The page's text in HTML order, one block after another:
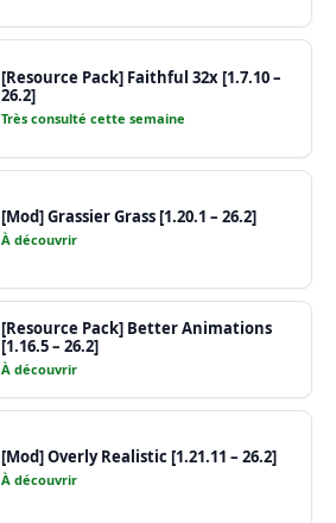
[Resource Pack] Faithful 32x [1.7.10 –
26.2]
Très consulté cette semaine
[Mod] Grassier Grass [1.20.1 – 26.2]
À découvrir
[Resource Pack] Better Animations
[1.16.5 – 26.2]
À découvrir
[Mod] Overly Realistic [1.21.11 – 26.2]
À découvrir